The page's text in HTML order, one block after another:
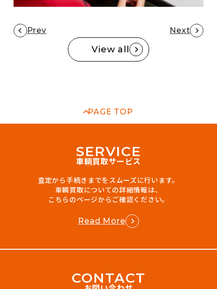
Prev Next
View all
PAGE TOP
SERVICE
車輌買取サービス
査定から手続きまでをスムーズに行います。
車輌買取についての詳細情報は、
こちらのページからご確認ください。
Read More
CONTACT